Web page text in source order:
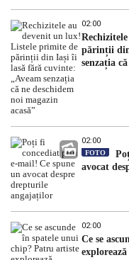
02:00
părinții
senzația
02:00
FOTO
avocat
02:00
Ce se